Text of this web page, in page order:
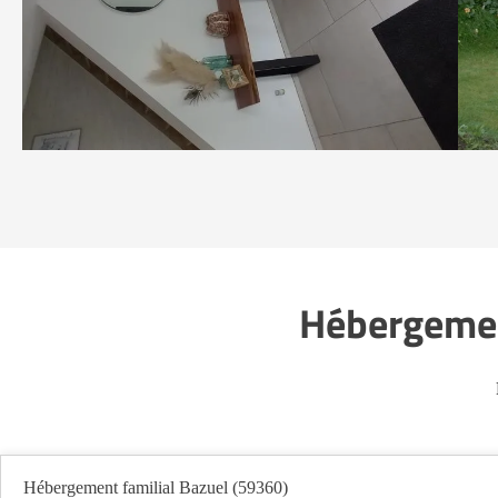
Hébergement familial Bazuel (59360)